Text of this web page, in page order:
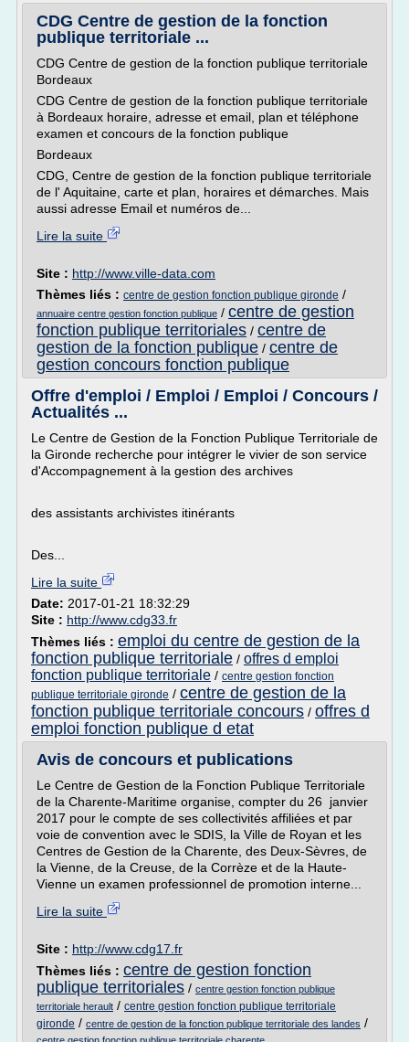
CDG Centre de gestion de la fonction
publique territoriale ...
CDG Centre de gestion de la fonction publique territoriale
Bordeaux
CDG Centre de gestion de la fonction publique territoriale
à Bordeaux horaire, adresse et email, plan et téléphone
examen et concours de la fonction publique
Bordeaux
CDG, Centre de gestion de la fonction publique territoriale
de l' Aquitaine, carte et plan, horaires et démarches. Mais
aussi adresse Email et numéros de...
Lire la suite
Site : http://www.ville-data.com
Thèmes liés : centre de gestion fonction publique gironde /
annuaire centre gestion fonction publique / centre de gestion
fonction publique territoriales / centre de
gestion de la fonction publique / centre de
gestion concours fonction publique
Offre d'emploi / Emploi / Emploi / Concours /
Actualités ...
Le Centre de Gestion de la Fonction Publique Territoriale de
la Gironde recherche pour intégrer le vivier de son service
d'Accompagnement à la gestion des archives
des assistants archivistes itinérants
Des...
Lire la suite
Date: 2017-01-21 18:32:29
Site : http://www.cdg33.fr
Thèmes liés : emploi du centre de gestion de la
fonction publique territoriale / offres d emploi
fonction publique territoriale / centre gestion fonction
publique territoriale gironde / centre de gestion de la
fonction publique territoriale concours / offres d
emploi fonction publique d etat
Avis de concours et publications
Le Centre de Gestion de la Fonction Publique Territoriale
de la Charente-Maritime organise, compter du 26 janvier
2017 pour le compte de ses collectivités affiliées et par
voie de convention avec le SDIS, la Ville de Royan et les
Centres de Gestion de la Charente, des Deux-Sèvres, de
la Vienne, de la Creuse, de la Corrèze et de la Haute-
Vienne un examen professionnel de promotion interne...
Lire la suite
Site : http://www.cdg17.fr
Thèmes liés : centre de gestion fonction
publique territoriales / centre gestion fonction publique
territoriale herault / centre gestion fonction publique territoriale
gironde / centre de gestion de la fonction publique territoriale des landes /